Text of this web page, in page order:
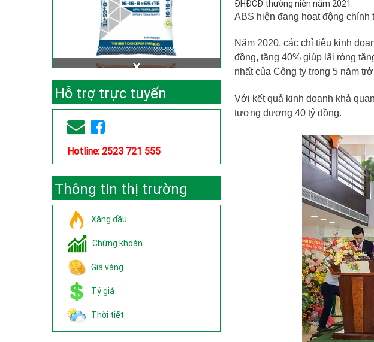
Hỗ trợ trực tuyến
Hotline: 2523 721 555
Thông tin thị trường
Xăng dầu
Chứng khoán
Giá vàng
Tỷ giá
Thời tiết
ĐHĐCĐ thường niên năm 2021.
ABS hiện đang hoạt động
Năm 2020, các chỉ tiêu kinh
đồng, tăng 40% giúp lãi ròng
nhất của Công ty trong 5 năm
Với kết quả kinh doanh khả
tương đương 40 tỷ đồng.